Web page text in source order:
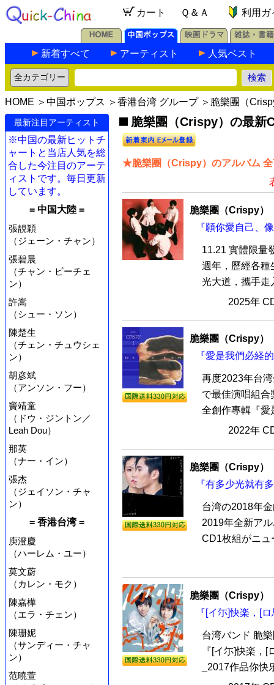
カート Ｑ＆Ａ 利用ガ
新着すべて アーティスト 人気ベスト
HOME ＞ 中国ポップス ＞ 香港台湾 グループ＞脆樂團（
最新注目アーティスト
※中国の最新ヒットチ
ャートと当店人気を総
合した今注目のアーテ
ィストです。毎日更新
しています。
= 中国大陸 =
張靚穎
（ジェーン・チャン）
張碧晨
（チャン・ビーチェ
ン）
許嵩
（シュー・ソン）
陳楚生
（チェン・チュウシェ
ン）
胡彦斌
（アンソン・フー）
竇靖童
（ドウ・ジントン／
Leah Dou）
那英
（ナー・イン）
張杰
（ジェイソン・チャ
ン）
= 香港台湾 =
庾澄慶
（ハーレム・ユー）
莫文蔚
（カレン・モク）
陳嘉樺
（エラ・チェン）
陳珊妮
（サンディー・チャ
ン）
范曉萱
脆樂團（Crispy）の最新
★脆樂團（Crispy）のアルバム 全
脆樂團（Crispy）
『願你愛自己、
11.21 實體限量
週年，歷經各種
光大道，攜手走
2025年
脆樂團（Crispy）
『愛是我們必経
再度2023年台
で最佳演唱組
全創作專輯『愛
2022年
脆樂團（Crispy）
『有多少光就有
台湾の2018年
2019年全新ア
CD1枚組がニュ
脆樂團（Crispy）
『[イ尓]快楽，[
台湾バンド 脆
『[イ尓]快楽，
_2017作品你